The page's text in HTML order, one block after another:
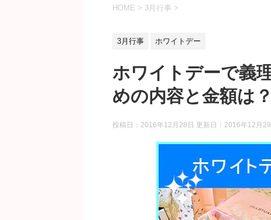
HOME > 3月行事 >
3月行事 ホワイトデー
ホワイトデーで義
めの内容と金額は？
投稿日：2016年12月28日 更新日： 2016年12月29